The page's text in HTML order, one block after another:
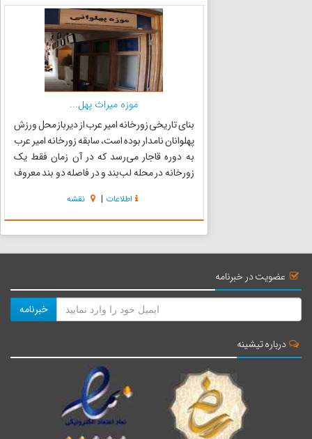
موزه میراث پهل...
بنای تاریخی زورخانه امیر عرب از دیرباز محل ورزش
پهلوانان نامدار بوده است، سابقه زورخانه امیر عرب
به دوره قاجار می‌رسد که در آن زمان فقط یک
زورخانه در محله لب‌بند و در فاصله دو بند معروف
فرعی واقع بوده است که با نام زورخانه لب‌بند ( در
لهجه محلی لوب...
اطلاعات | نقشه
عضویت در خبرنامه
خبرنامه
درباره تیشینه